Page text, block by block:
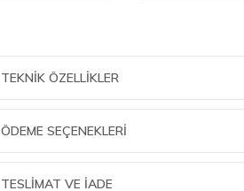
TEKNIK ÖZELLIKLER
ÖDEME SEÇENEKLERI
TESLİMAT VE İADE